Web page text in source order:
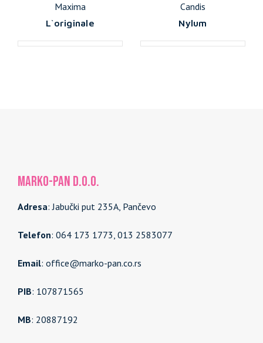
Maxima
L`originale
Candis
Nylum
MARKO-PAN d.o.o.
Adresa: Jabučki put 235A, Pančevo
Telefon: 064 173 1773, 013 2583077
Email: office@marko-pan.co.rs
PIB: 107871565
MB: 20887192